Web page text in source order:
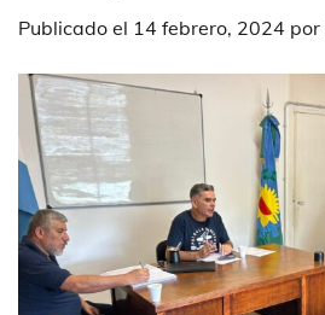
Publicado el 14 febrero, 2024 por